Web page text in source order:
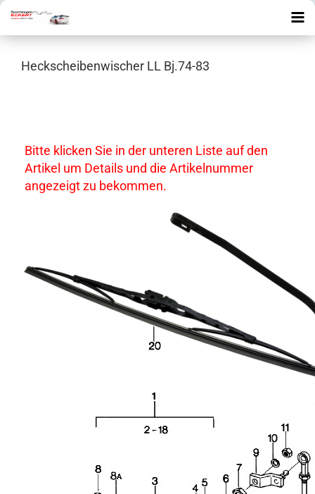
Heckscheibenwischer LL Bj.74-83
Bitte klicken Sie in der unteren Liste auf den
Artikel um Details und die Artikelnummer
angezeigt zu bekommen.